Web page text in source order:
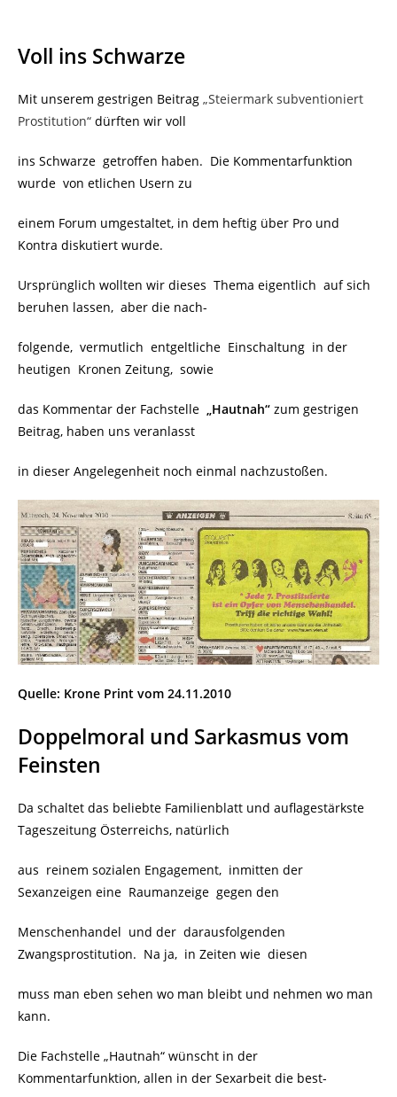
Voll ins Schwarze
Mit unserem gestrigen Beitrag „Steiermark subventioniert
Prostitution“ dürften wir voll
ins Schwarze getroffen haben. Die Kommentarfunktion
wurde von etlichen Usern zu
einem Forum umgestaltet, in dem heftig über Pro und
Kontra diskutiert wurde.
Ursprünglich wollten wir dieses Thema eigentlich auf sich
beruhen lassen, aber die nach-
folgende, vermutlich entgeltliche Einschaltung in der
heutigen Kronen Zeitung, sowie
das Kommentar der Fachstelle „Hautnah“ zum gestrigen
Beitrag, haben uns veranlasst
in dieser Angelegenheit noch einmal nachzustoßen.
Quelle: Krone Print vom 24.11.2010
Doppelmoral und Sarkasmus vom
Feinsten
Da schaltet das beliebte Familienblatt und auflagestärkste
Tageszeitung Österreichs, natürlich
aus reinem sozialen Engagement, inmitten der
Sexanzeigen eine Raumanzeige gegen den
Menschenhandel und der darausfolgenden
Zwangsprostitution. Na ja, in Zeiten wie diesen
muss man eben sehen wo man bleibt und nehmen wo man
kann.
Die Fachstelle „Hautnah“ wünscht in der
Kommentarfunktion, allen in der Sexarbeit die best-